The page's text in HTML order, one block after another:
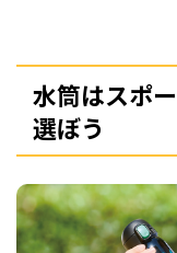
水筒はスポ
選ぼう